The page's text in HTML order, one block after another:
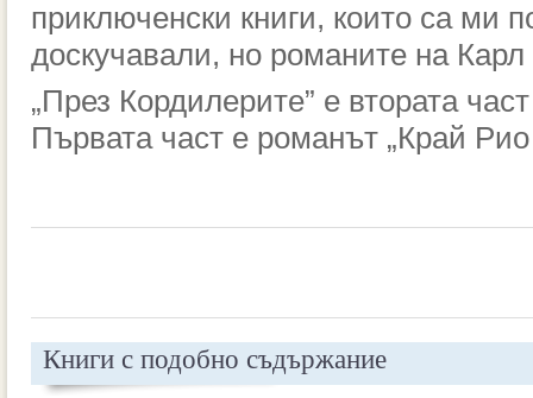
приключенски книги, които са ми
доскучавали, но романите на
„През Кордилерите” е втората
Първата част е романът „Край
Книги с подобно съдържание